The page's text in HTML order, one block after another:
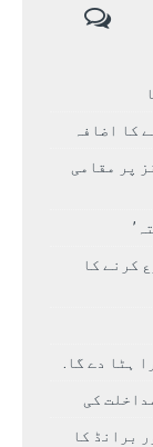
پر مقامی
کرنے کا
کی
مقامات اور برانڈ کا